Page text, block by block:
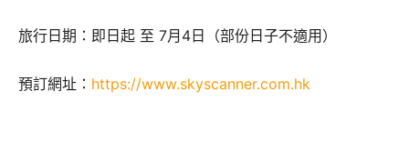
旅行日期：即日起 至 7月4日（部份日子不適用）
預訂網址： https://www.skyscanner.com.hk